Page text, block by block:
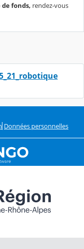
fonds, rendez-vous
Données personnelles